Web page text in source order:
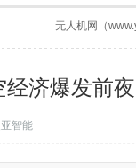
无人机网（
济爆发前
智能